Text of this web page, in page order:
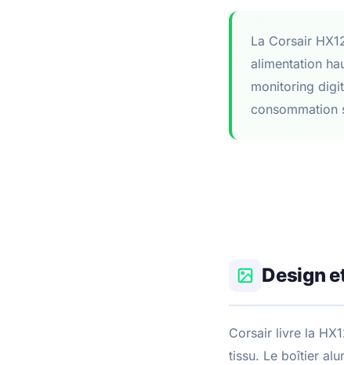
La Corsair
alimentation
monitoring
consommation
Design
Corsair livre la
tissu. Le boîtier